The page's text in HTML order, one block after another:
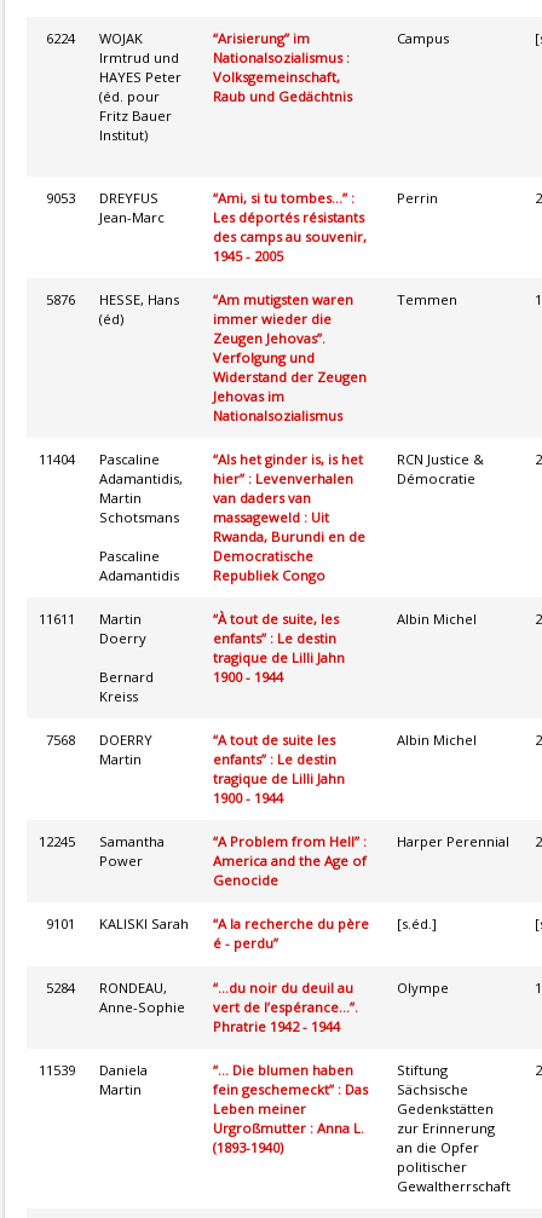
6224
WOJAK
Irmtrud und
HAYES Peter
(éd. pour
Fritz Bauer
Institut)
“Arisierung” im
Nationalsozialismus :
Volksgemeinschaft,
Raub und Gedächtnis
Campus
9053
DREYFUS
Jean-Marc
“Ami, si tu tombes...” :
Les déportés résistants
des camps au souvenir,
1945 - 2005
Perrin
5876
HESSE, Hans
(éd)
“Am mutigsten waren
immer wieder die
Zeugen Jehovas”.
Verfolgung und
Widerstand der Zeugen
Jehovas im
Nationalsozialismus
Temmen
11404
Pascaline
Adamantidis,
Martin
Schotsmans
Pascaline
Adamantidis
“Als het ginder is, is het
hier” : Levenverhalen
van daders van
massageweld : Uit
Rwanda, Burundi en de
Democratische
Republiek Congo
RCN Justice &
Démocratie
11611
Martin
Doerry
Bernard
Kreiss
“À tout de suite, les
enfants” : Le destin
tragique de Lilli Jahn
1900 - 1944
Albin Michel
7568
DOERRY
Martin
“A tout de suite les
enfants” : Le destin
tragique de Lilli Jahn
1900 - 1944
Albin Michel
12245
Samantha
Power
“A Problem from Hell” :
America and the Age of
Genocide
Harper Perennial
9101 KALISKI Sarah
“A la recherche du père
é - perdu”
[s.éd.]
5284
RONDEAU,
Anne-Sophie
“...du noir du deuil au
vert de l’espérance...”.
Phratrie 1942 - 1944
Olympe
11539
Daniela
Martin
“... Die blumen haben
fein geschemeckt” : Das
Leben meiner
Urgroßmutter : Anna L.
(1893-1940)
Stiftung
Sächsische
Gedenkstätten
zur Erinnerung
an die Opfer
politischer
Gewaltherrschaft